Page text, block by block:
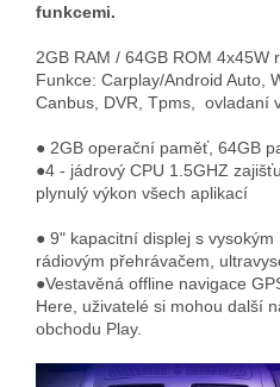
funkcemi.
2GB RAM / 64GB ROM 4x45W
Funkce: Carplay/Android Auto,
Canbus, DVR, Tpms, ovladaní
● 2GB operační paměť, 64GB
●4 - jádrový CPU 1.5GHZ
plynulý výkon všech aplikací
● 9" kapacitní displej s
rádiovým přehrávačem,
●Vestavěná offline navigace
Here, uživatelé si mohou další
obchodu Play.